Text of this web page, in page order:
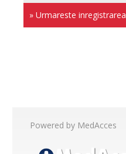
» Urmareste inregistrarea
Powered by MedAcces